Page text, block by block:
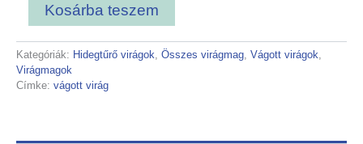
Kosárba teszem
Kategóriák: Hidegtűrő virágok, Összes virágmag, Vágott virágok,
Virágmagok
Címke: vágott virág